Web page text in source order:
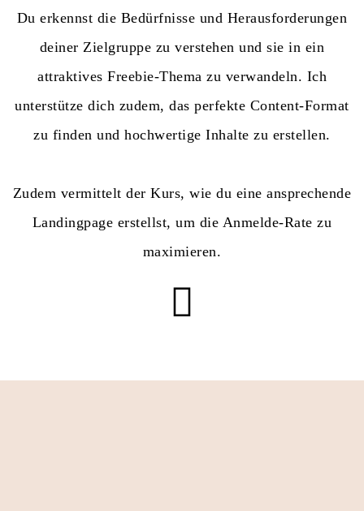
Du erkennst die Bedürfnisse und Herausforderungen
deiner Zielgruppe zu verstehen und sie in ein
attraktives Freebie-Thema zu verwandeln. Ich
unterstütze dich zudem, das perfekte Content-Format
zu finden und hochwertige Inhalte zu erstellen.
Zudem vermittelt der Kurs, wie du eine ansprechende
Landingpage erstellst, um die Anmelde-Rate zu
maximieren.